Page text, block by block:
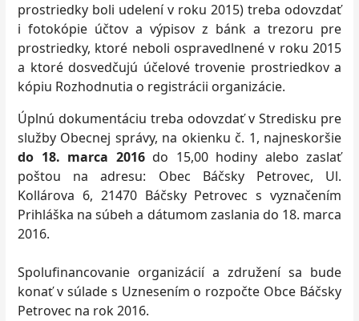
prostriedky boli udelení v roku 2015) treba odovzdať
i fotokópie účtov a výpisov z bánk a trezoru pre
prostriedky, ktoré neboli ospravedlnené v roku 2015
a ktoré dosvedčujú účelové trovenie prostriedkov a
kópiu Rozhodnutia o registrácii organizácie.
Úplnú dokumentáciu treba odovzdať v Stredisku pre
služby Obecnej správy, na okienku č. 1, najneskoršie
do 18. marca 2016do 15,00 hodiny alebo zaslať
poštou na adresu: Obec Báčsky Petrovec, Ul.
Kollárova 6, 21470 Báčsky Petrovec s vyznačením
Prihláška na súbeh a dátumom zaslania do 18. marca
2016.
Spolufinancovanie organizácií a združení sa bude
konať v súlade s Uznesením o rozpočte Obce Báčsky
Petrovec na rok 2016.